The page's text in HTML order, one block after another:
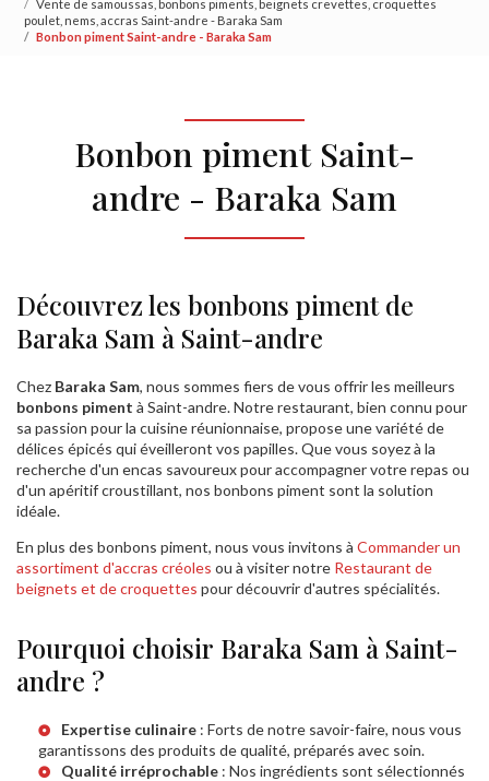
Vente de samoussas, bonbons piments, beignets crevettes, croquettes
poulet, nems, accras Saint-andre - Baraka Sam
Bonbon piment Saint-andre - Baraka Sam
Bonbon piment Saint-
andre - Baraka Sam
Découvrez les bonbons piment de
Baraka Sam à Saint-andre
Chez Baraka Sam, nous sommes fiers de vous offrir les meilleurs
bonbons piment à Saint-andre. Notre restaurant, bien connu pour
sa passion pour la cuisine réunionnaise, propose une variété de
délices épicés qui éveilleront vos papilles. Que vous soyez à la
recherche d'un encas savoureux pour accompagner votre repas ou
d'un apéritif croustillant, nos bonbons piment sont la solution
idéale.
En plus des bonbons piment, nous vous invitons à Commander un
assortiment d'accras créoles ou à visiter notre Restaurant de
beignets et de croquettes pour découvrir d'autres spécialités.
Pourquoi choisir Baraka Sam à Saint-
andre ?
Expertise culinaire : Forts de notre savoir-faire, nous vous
garantissons des produits de qualité, préparés avec soin.
Qualité irréprochable : Nos ingrédients sont sélectionnés